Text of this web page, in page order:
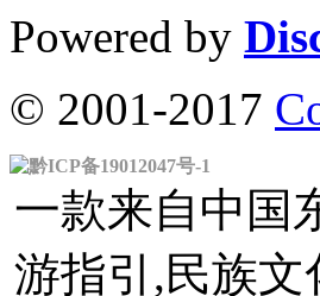
Powered by
© 2001-2017
黔ICP备19012047号-1
一款来自中国
游指引,民族